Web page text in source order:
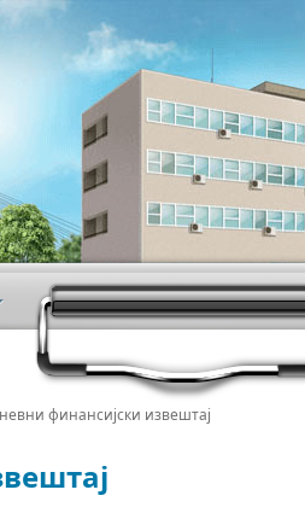
финансијски извештај